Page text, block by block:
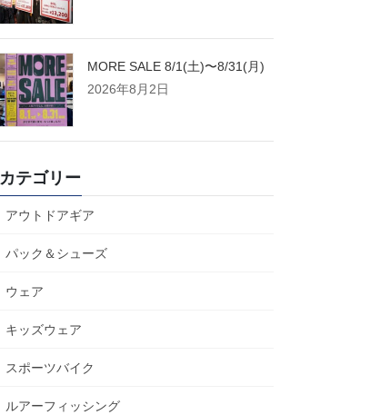
MORE SALE 8/1(土)〜8/31(月)
2026年8月2日
カテゴリー
アウトドアギア
パック＆シューズ
ウェア
キッズウェア
スポーツバイク
ルアーフィッシング